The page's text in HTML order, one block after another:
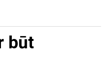
būt